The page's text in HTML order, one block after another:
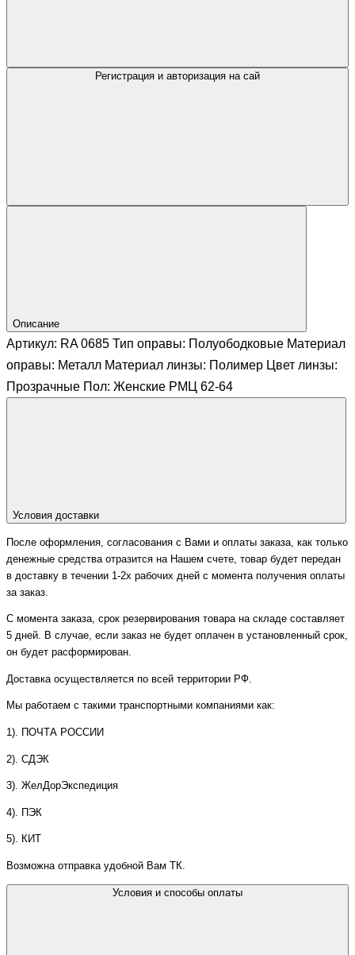
Регистрация и авторизация на сай
Описание
Артикул: RA 0685 Тип оправы: Полуободковые Материал
оправы: Металл Материал линзы: Полимер Цвет линзы:
Прозрачные Пол: Женские РМЦ 62-64
Условия доставки
После оформления, согласования с Вами и оплаты заказа, как только
денежные средства отразится на Нашем счете, товар будет передан
в доставку в течении 1-2х рабочих дней с момента получения оплаты
за заказ.
С момента заказа, срок резервирования товара на складе составляет
5 дней. В случае, если заказ не будет оплачен в установленный срок,
он будет расформирован.
Доставка осуществляется по всей территории РФ.
Мы работаем с такими транспортными компаниями как:
1). ПОЧТА РОССИИ
2). СДЭК
3). ЖелДорЭкспедиция
4). ПЭК
5). КИТ
Возможна отправка удобной Вам ТК.
Условия и способы оплаты